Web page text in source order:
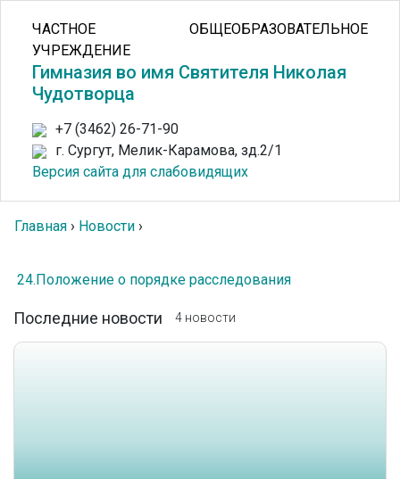
ЧАСТНОЕ ОБЩЕОБРАЗОВАТЕЛЬНОЕ
УЧРЕЖДЕНИЕ
Гимназия во имя Святителя Николая
Чудотворца
+7 (3462) 26-71-90
г. Сургут, Мелик-Карамова, зд.2/1
Версия сайта для слабовидящих
Главная › Новости ›
24.Положение о порядке расследования
Последние новости 4 новости